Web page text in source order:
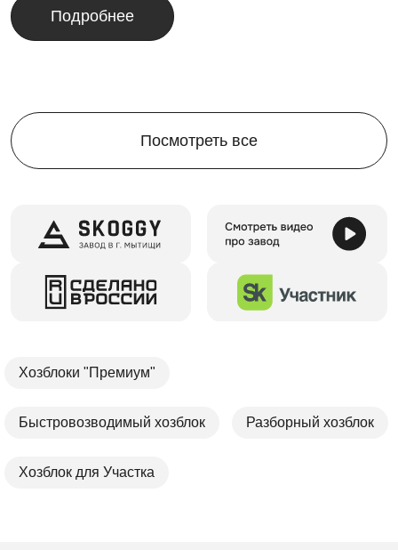
Подробнее
Посмотреть все
Хозблоки "Премиум"
Быстровозводимый хозблок Разборный хозблок
Хозблок для Участка